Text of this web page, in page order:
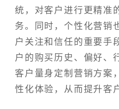
统，对客户进行更精准
务。同时，个性化营销
户关注和信任的重要手
户的购买历史、偏好、
客户量身定制营销方案
性化体验，从而提升客